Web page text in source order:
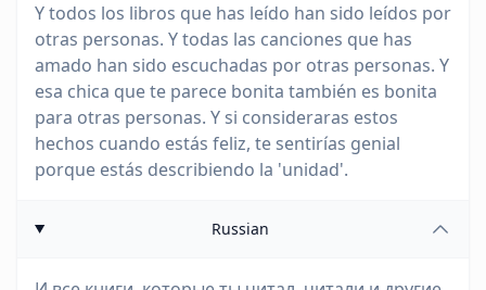
Y todos los libros que has leído han sido leídos por
otras personas. Y todas las canciones que has
amado han sido escuchadas por otras personas. Y
esa chica que te parece bonita también es bonita
para otras personas. Y si consideraras estos
hechos cuando estás feliz, te sentirías genial
porque estás describiendo la 'unidad'.
Russian